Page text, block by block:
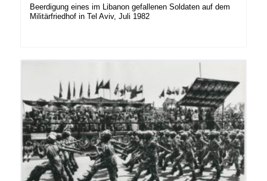
Beerdigung eines im Libanon gefallenen Soldaten auf dem
Militärfriedhof in Tel Aviv, Juli 1982